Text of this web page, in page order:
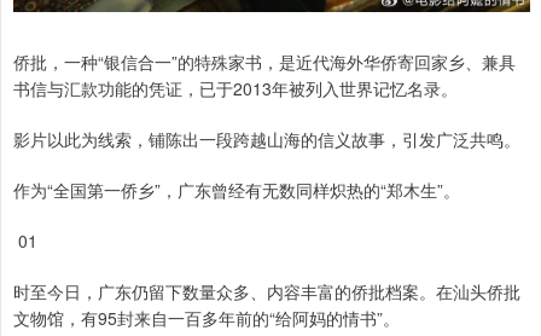
侨批，一种“银信合一”的特殊家书，是近代海外华侨寄回家乡、兼具
书信与汇款功能的凭证，已于2013年被列入世界记忆名录。
影片以此为线索，铺陈出一段跨越山海的信义故事，引发广泛共鸣。
作为“全国第一侨乡”，广东曾经有无数同样炽热的“郑木生”。
01
时至今日，广东仍留下数量众多、内容丰富的侨批档案。在汕头侨批
文物馆，有95封来自一百多年前的“给阿妈的情书”。